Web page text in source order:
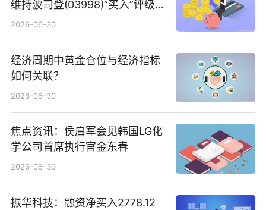
维持波司登(03998)“买入”评级
指其业绩高质量稳增长
2026-06-30
经济周期中黄金仓位与经济指标
如何关联？
2026-06-30
焦点资讯：侯启军会见韩国LG化
学公司首席执行官金东春
2026-06-30
振华科技：融资净买入2778.12